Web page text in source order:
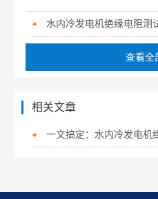
水内冷发电机绝缘电阻测
查看全
相关文章